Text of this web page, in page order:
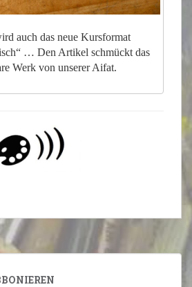
auch das neue Kursformat
… Den Artikel schmückt das
Werk von unserer Aifat.